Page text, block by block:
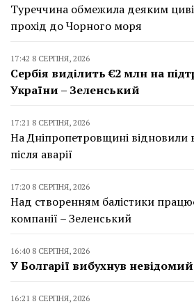
Туреччина обмежила деяким
прохід до Чорного моря
17:42 8 СЕРПНЯ, 2026
Сербія виділить €2 млн на
України – Зеленський
17:21 8 СЕРПНЯ, 2026
На Дніпропетровщині відновили
після аварії
17:20 8 СЕРПНЯ, 2026
Над створенням балістики
компанії – Зеленський
16:40 8 СЕРПНЯ, 2026
У Болгарії вибухнув
16:21 8 СЕРПНЯ, 2026